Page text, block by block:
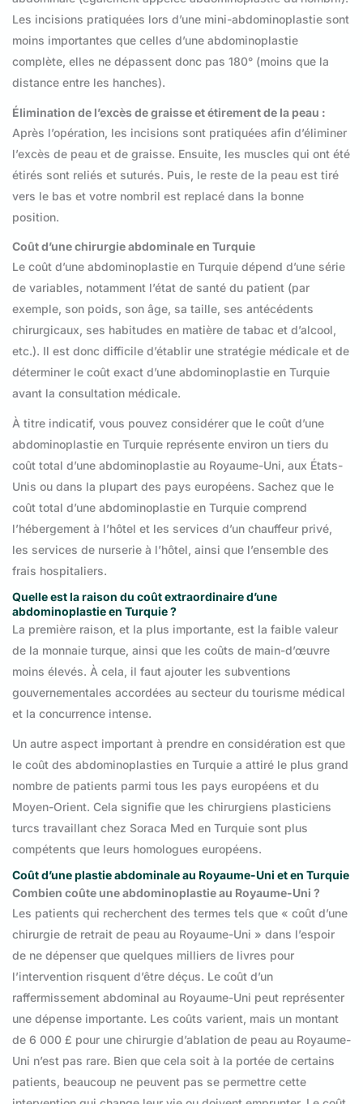
Les incisions pratiquées lors d’une mini-abdominoplastie sont
moins importantes que celles d’une abdominoplastie
complète, elles ne dépassent donc pas 180° (moins que la
distance entre les hanches).
Élimination de l’excès de graisse et étirement de la peau :
Après l’opération, les incisions sont pratiquées afin d’éliminer
l’excès de peau et de graisse. Ensuite, les muscles qui ont été
étirés sont reliés et suturés. Puis, le reste de la peau est tiré
vers le bas et votre nombril est replacé dans la bonne
position.
Coût d’une chirurgie abdominale en Turquie
Le coût d’une abdominoplastie en Turquie dépend d’une série
de variables, notamment l’état de santé du patient (par
exemple, son poids, son âge, sa taille, ses antécédents
chirurgicaux, ses habitudes en matière de tabac et d’alcool,
etc.). Il est donc difficile d’établir une stratégie médicale et de
déterminer le coût exact d’une abdominoplastie en Turquie
avant la consultation médicale.
À titre indicatif, vous pouvez considérer que le coût d’une
abdominoplastie en Turquie représente environ un tiers du
coût total d’une abdominoplastie au Royaume-Uni, aux États-
Unis ou dans la plupart des pays européens. Sachez que le
coût total d’une abdominoplastie en Turquie comprend
l’hébergement à l’hôtel et les services d’un chauffeur privé,
les services de nurserie à l’hôtel, ainsi que l’ensemble des
frais hospitaliers.
Quelle est la raison du coût extraordinaire d’une
abdominoplastie en Turquie ?
La première raison, et la plus importante, est la faible valeur
de la monnaie turque, ainsi que les coûts de main-d’œuvre
moins élevés. À cela, il faut ajouter les subventions
gouvernementales accordées au secteur du tourisme médical
et la concurrence intense.
Un autre aspect important à prendre en considération est que
le coût des abdominoplasties en Turquie a attiré le plus grand
nombre de patients parmi tous les pays européens et du
Moyen-Orient. Cela signifie que les chirurgiens plasticiens
turcs travaillant chez Soraca Med en Turquie sont plus
compétents que leurs homologues européens.
Coût d’une plastie abdominale au Royaume-Uni et en Turquie
Combien coûte une abdominoplastie au Royaume-Uni ?
Les patients qui recherchent des termes tels que « coût d’une
chirurgie de retrait de peau au Royaume-Uni » dans l’espoir
de ne dépenser que quelques milliers de livres pour
l’intervention risquent d’être déçus. Le coût d’un
raffermissement abdominal au Royaume-Uni peut représenter
une dépense importante. Les coûts varient, mais un montant
de 6 000 £ pour une chirurgie d’ablation de peau au Royaume-
Uni n’est pas rare. Bien que cela soit à la portée de certains
patients, beaucoup ne peuvent pas se permettre cette